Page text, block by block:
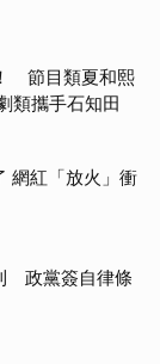
節目類夏和熙
類攜手石知田
網紅「放火」衝
政黨簽自律條